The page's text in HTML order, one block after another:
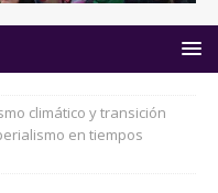
climático y transición
en tiempos